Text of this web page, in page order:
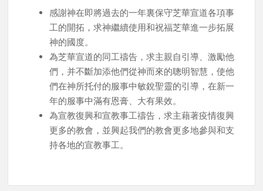
感謝神在即將過去的一年裏保守芝華宣道各項事
工的開拓，求神繼續使用和祝福芝華進一步拓展
神的國度。
為芝華宣道的同工禱告，求主親自引導、激勵他
們，并不斷加添他們從神而來的聰明智慧，使他
們在神所托付的服事中敏銳聖靈的引導，在新一
年的服事中滿有恩膏、大有果效。
為宣教復興和宣教事工禱告，求主藉著疫情復興
更多的教會，並興起我們的教會更多地參與和支
持各地的宣教事工。